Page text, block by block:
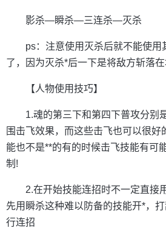
影杀—瞬杀—三连杀—灭杀
ps：注意使用灭杀后就不能使用
了，因为灭杀*后一下是将敌方斩落在
【人物使用技巧】
1.魂的第三下和第四下普攻分别
围击飞效果，而这些击飞也可以很好
能也不是**的有的时候击飞技能有可
制!
2.在开始技能连招时不一定直接
先用瞬杀这种难以防备的技能开*，
行连招